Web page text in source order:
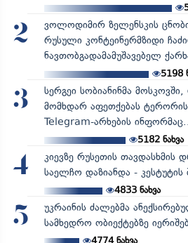
2
ვოლოდიმირ ზელენსკის
რუსული კონტეინერმზიდი
ნავთობგადამამუშავებელ
5198
3
სერგეი სობიანინმა
მომხდარ აფეთქებას
Telegram-არხების
5182ნახვა
4
კიევზე რუსეთის თავდასხმის
საელჩო დაზიანდა - კესტუტის
4833ნახვა
5
უკრაინის ძალებმა
სამხედრო ობიექტებზე
4774ნახვა